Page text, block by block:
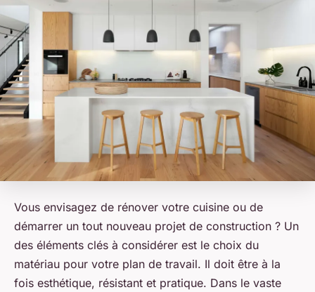
Vous envisagez de rénover votre cuisine ou de
démarrer un tout nouveau projet de construction ? Un
des éléments clés à considérer est le choix du
matériau pour votre plan de travail. Il doit être à la
fois esthétique, résistant et pratique. Dans le vaste